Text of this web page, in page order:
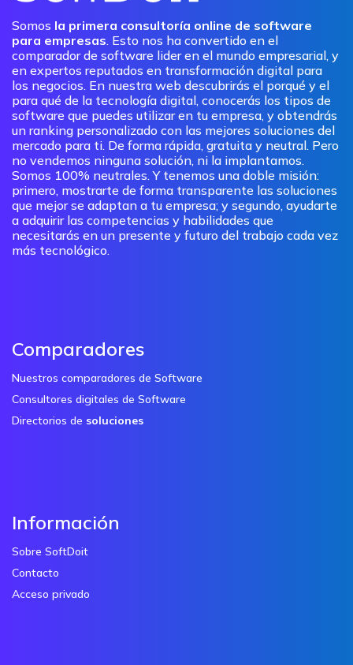
Somos la primera consultoría online de software
para empresas. Esto nos ha convertido en el
comparador de software lider en el mundo empresarial, y
en expertos reputados en transformación digital para
los negocios. En nuestra web descubrirás el porqué y el
para qué de la tecnología digital, conocerás los tipos de
software que puedes utilizar en tu empresa, y obtendrás
un ranking personalizado con las mejores soluciones del
mercado para ti. De forma rápida, gratuita y neutral. Pero
no vendemos ninguna solución, ni la implantamos.
Somos 100% neutrales. Y tenemos una doble misión:
primero, mostrarte de forma transparente las soluciones
que mejor se adaptan a tu empresa; y segundo, ayudarte
a adquirir las competencias y habilidades que
necesitarás en un presente y futuro del trabajo cada vez
más tecnológico.
Comparadores
Nuestros comparadores de Software
Consultores digitales de Software
Directorios de soluciones
Información
Sobre SoftDoit
Contacto
Acceso privado